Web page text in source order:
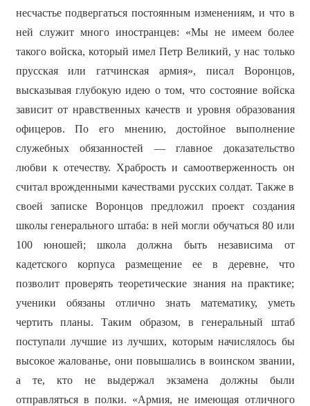
несчастье подвергаться постоянным изменениям, и что в
ней служит много иностранцев: «Мы не имеем более
такого войска, который имел Петр Великий, у нас только
прусская или гатчинская армия», писал Воронцов,
высказывая глубокую идею о том, что состояние войска
зависит от нравственных качеств и уровня образования
офицеров. По его мнению, достойное выполнение
служебных обязанностей — главное доказательство
любви к отечеству. Храбрость и самоотверженность он
считал врожденными качествами русских солдат. Также в
своей записке Воронцов предложил проект создания
школы генерального штаба: в ней могли обучаться 80 или
100 юношей; школа должна быть независима от
кадетского корпуса размещение ее в деревне, что
позволит проверять теоретические знания на практике;
ученики обязаны отлично знать математику, уметь
чертить планы. Таким образом, в генеральный штаб
поступали лучшие из лучших, которым начислялось бы
высокое жалованье, они повышались в воинском звании,
а те, кто не выдержал экзамена должны были
отправляться в полки. «Армия, не имеющая отличного